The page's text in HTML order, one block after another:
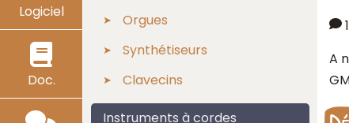
Logiciel
Doc.
Orgues
Synthétiseurs
Clavecins
Instruments à cordes
1
A